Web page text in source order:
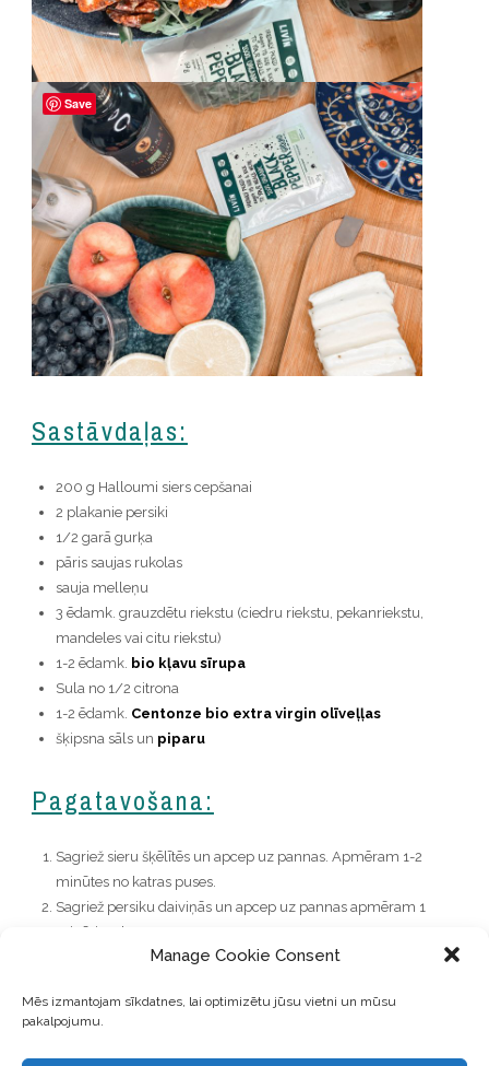
Manage Cookie Consent
Mēs izmantojam sīkdatnes, lai optimizētu jūsu vietni un mūsu
pakalpojumu.
Sastāvdaļas:
200 g Halloumi siers cepšanai
2 plakanie persiki
1/2 garā gurķa
pāris saujas rukolas
sauja melleņu
3 ēdamk. grauzdētu riekstu (ciedru riekstu, pekanriekstu,
mandeles vai citu riekstu)
1-2 ēdamk. bio kļavu sīrupa
Sula no 1/2 citrona
1-2 ēdamk. Centonze bio extra virgin olīveļļas
šķipsna sāls un piparu
Pagatavošana:
Sagriež sieru šķēlītēs un apcep uz pannas. Apmēram 1-2
minūtes no katras puses.
Sagriež persiku daiviņās un apcep uz pannas apmēram 1
minūti no katras puses.
Kārto uz liela šķīvja rukolu. Ar mizojamo nazi sagriež gurķi
grilēto sieru, papildina ar mellenēm, riekstiem un pārslaka ar
citrona sulu, kļavu sīrupu, olīveļļu un sāli un pipariem.
Save